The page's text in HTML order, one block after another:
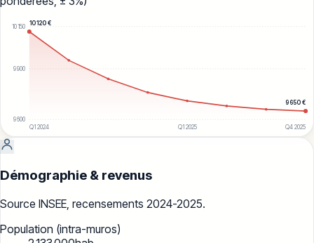
10 150
9 900
9 600
10 120€
9 650€
Q1 2024 Q1 2025 Q4 2025
Démographie & revenus
Source INSEE, recensements 2024-2025.
Population (intra-muros)